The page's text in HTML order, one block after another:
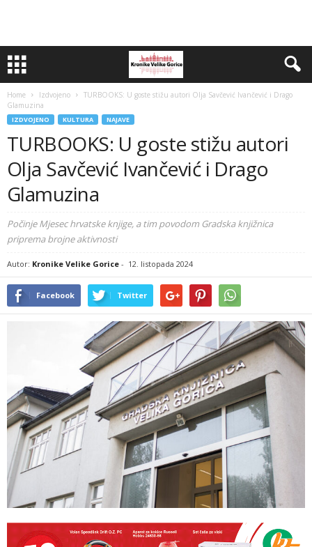
Home Izdvojeno
TURBOOKS: U goste stižu autori Olja Savčević Ivančević i Drago
Glamuzina
IZDVOJENO KULTURA NAJAVE
TURBOOKS: U goste stižu autori
Olja Savčević Ivančević i Drago
Glamuzina
Počinje Mjesec hrvatske knjige, a tim povodom Gradska knjižnica
priprema brojne aktivnosti
Autor: Kronike Velike Gorice - 12. listopada 2024
Facebook Twitter